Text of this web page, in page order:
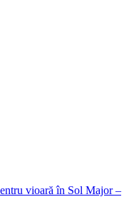
vioară în Sol Major –